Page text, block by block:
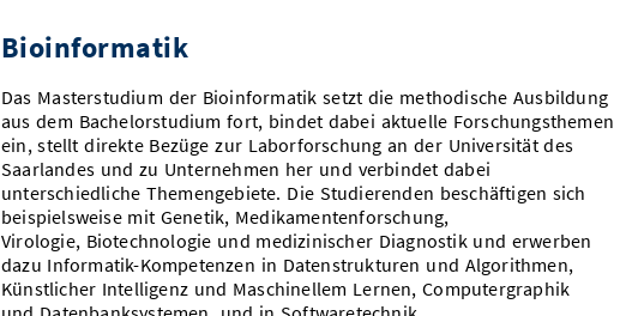
Bioinformatik
Das Masterstudium der Bioinformatik setzt die methodische Ausbildung
aus dem Bachelorstudium fort, bindet dabei aktuelle Forschungsthemen
ein, stellt direkte Bezüge zur Laborforschung an der Universität des
Saarlandes und zu Unternehmen her und verbindet dabei
unterschiedliche Themengebiete. Die Studierenden beschäftigen sich
beispielsweise mit Genetik, Medikamentenforschung,
Virologie, Biotechnologie und medizinischer Diagnostik und erwerben
dazu Informatik-Kompetenzen in Datenstrukturen und Algorithmen,
Künstlicher Intelligenz und Maschinellem Lernen, Computergraphik